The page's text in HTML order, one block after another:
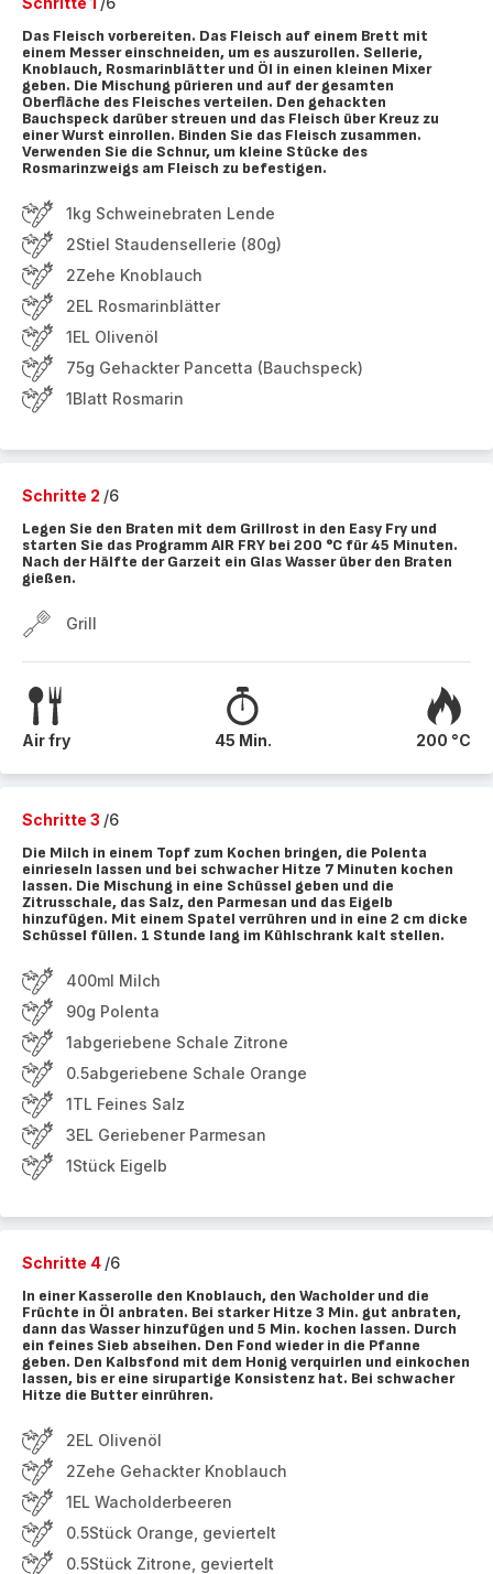
Das Fleisch vorbereiten. Das Fleisch auf einem Brett mit
einem Messer einschneiden, um es auszurollen. Sellerie,
Knoblauch, Rosmarinblätter und Öl in einen kleinen Mixer
geben. Die Mischung pürieren und auf der gesamten
Oberfläche des Fleisches verteilen. Den gehackten
Bauchspeck darüber streuen und das Fleisch über Kreuz zu
einer Wurst einrollen. Binden Sie das Fleisch zusammen.
Verwenden Sie die Schnur, um kleine Stücke des
Rosmarinzweigs am Fleisch zu befestigen.
1kg Schweinebraten Lende
2Stiel Staudensellerie (80g)
2Zehe Knoblauch
2EL Rosmarinblätter
1EL Olivenöl
75g Gehackter Pancetta (Bauchspeck)
1Blatt Rosmarin
Schritte 2 /6
Legen Sie den Braten mit dem Grillrost in den Easy Fry und
starten Sie das Programm AIR FRY bei 200 °C für 45 Minuten.
Nach der Hälfte der Garzeit ein Glas Wasser über den Braten
gießen.
Grill
Air fry 45 Min. 200 °C
Schritte 3 /6
Die Milch in einem Topf zum Kochen bringen, die Polenta
einrieseln lassen und bei schwacher Hitze 7 Minuten kochen
lassen. Die Mischung in eine Schüssel geben und die
Zitrusschale, das Salz, den Parmesan und das Eigelb
hinzufügen. Mit einem Spatel verrühren und in eine 2 cm dicke
Schüssel füllen. 1 Stunde lang im Kühlschrank kalt stellen.
400ml Milch
90g Polenta
1abgeriebene Schale Zitrone
0.5abgeriebene Schale Orange
1TL Feines Salz
3EL Geriebener Parmesan
1Stück Eigelb
Schritte 4 /6
In einer Kasserolle den Knoblauch, den Wacholder und die
Früchte in Öl anbraten. Bei starker Hitze 3 Min. gut anbraten,
dann das Wasser hinzufügen und 5 Min. kochen lassen. Durch
ein feines Sieb abseihen. Den Fond wieder in die Pfanne
geben. Den Kalbsfond mit dem Honig verquirlen und einkochen
lassen, bis er eine sirupartige Konsistenz hat. Bei schwacher
Hitze die Butter einrühren.
2EL Olivenöl
2Zehe Gehackter Knoblauch
1EL Wacholderbeeren
0.5Stück Orange, geviertelt
0.5Stück Zitrone, geviertelt